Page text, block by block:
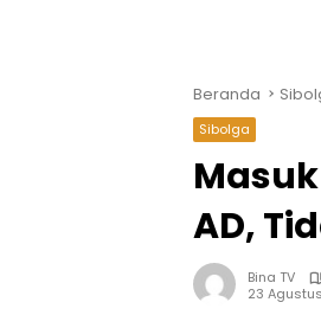
Beranda
Sibolga
AD,
Bina TV
23